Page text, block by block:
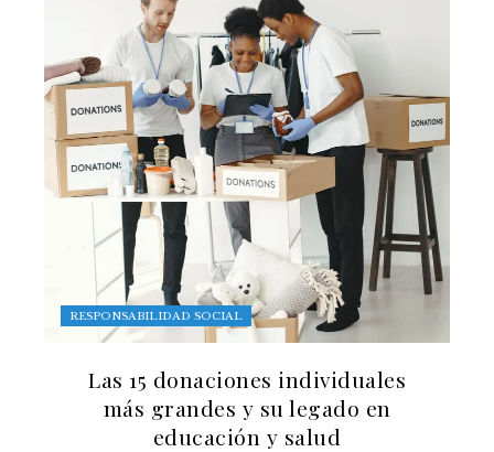
RESPONSABILIDAD SOCIAL
Las 15 donaciones individuales
más grandes y su legado en
educación y salud